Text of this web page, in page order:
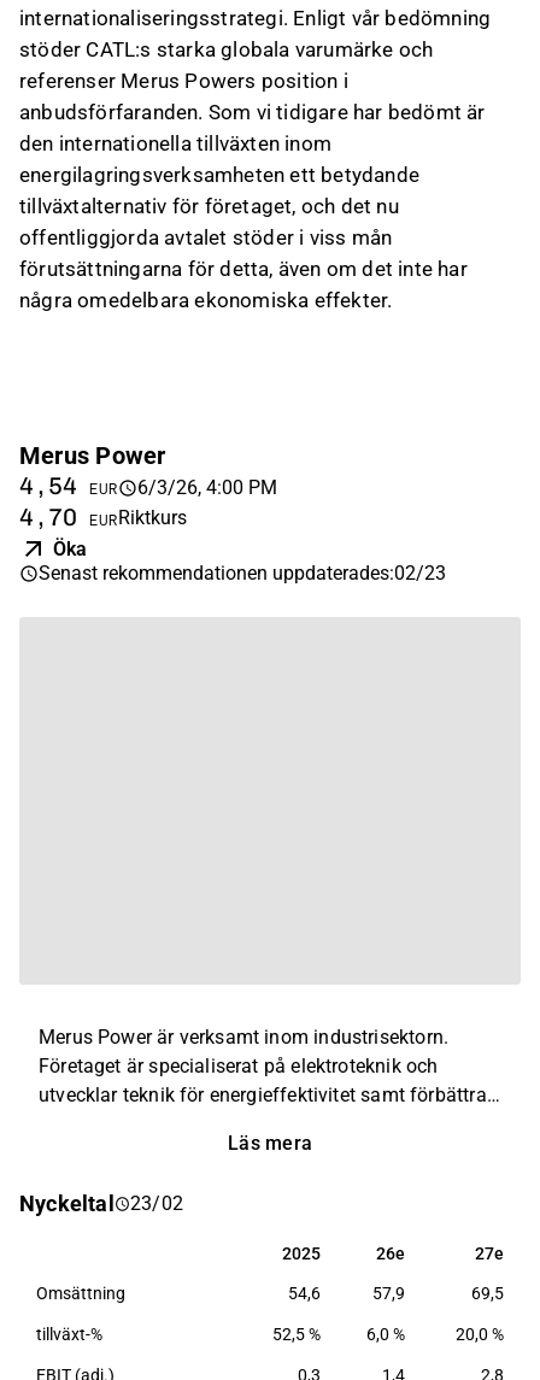
internationaliseringsstrategi. Enligt vår bedömning
stöder CATL:s starka globala varumärke och
referenser Merus Powers position i
anbudsförfaranden. Som vi tidigare har bedömt är
den internationella tillväxten inom
energilagringsverksamheten ett betydande
tillväxtalternativ för företaget, och det nu
offentliggjorda avtalet stöder i viss mån
förutsättningarna för detta, även om det inte har
några omedelbara ekonomiska effekter.
Merus Power
4,54 EUR 6/3/26, 4:00 PM
4,70 EURRiktkurs
Öka
Senast rekommendationen uppdaterades:02/23
Merus Power är verksamt inom industrisektorn.
Företaget är specialiserat på elektroteknik och
utvecklar teknik för energieffektivitet samt förbättrad
batterienergilagringssystem, lösningar för elkvalitet
inom industri, kraftproduktion och förnybar energi.
Läs mera
Nyckeltal 23/02
2025 26e 27e
2025 26e 27e
Omsättning 54,6 57,9 69,5
tillväxt-% 52,5 % 6,0 % 20,0 %
EBIT (adj.) 0,3 1,4 2,8